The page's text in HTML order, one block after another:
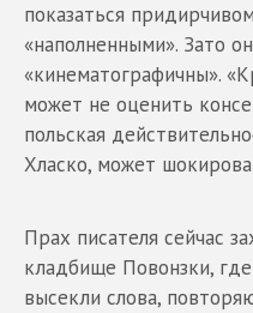
показаться
«наполненными». Зато
«кинематографичны».
может не оценить
польская
Хласко, может
Прах писателя сейчас
кладбище Повонзки,
высекли слова,